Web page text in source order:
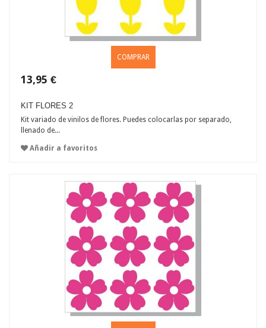
COMPRAR
13,95 €
KIT FLORES 2
Kit variado de vinilos de flores. Puedes colocarlas por separado,
llenado de...
Añadir a favoritos